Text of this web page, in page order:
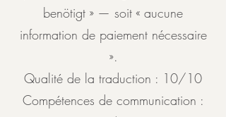
benötigt » — soit « aucune
information de paiement nécessaire
».
Qualité de la traduction : 10/10
Compétences de communication :